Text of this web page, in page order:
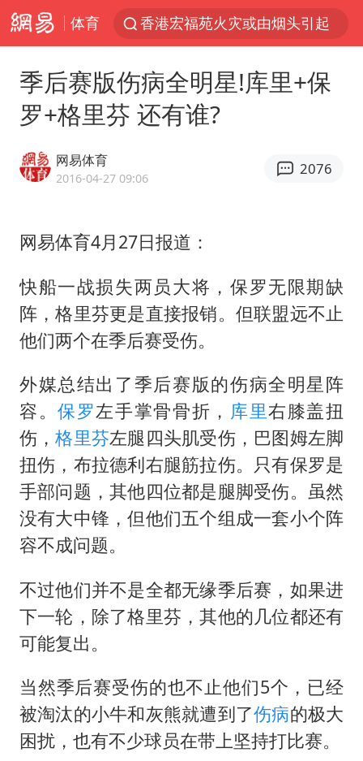
体育
香港宏福苑火灾或由烟头引起
中国父女泰国骑摩托车坠崖1死1伤
周末打虎 宋致远被查
浙江台州《告全体市民书》
四川宜宾市珙县发生3.4级地震
刘浩存百花奖开幕式红裙起舞
“准2万亿”之城点名支持三所大学
万岁山接盘烂尾恒大文旅城
张本智和：零封向鹏不意外
习近平心系体育强国建设
季后赛版伤病全明星!库里+保
罗+格里芬 还有谁?
网易体育
2016-04-27 09:06
2076
网易体育4月27日报道：
快船一战损失两员大将，保罗无限期缺
阵，格里芬更是直接报销。但联盟远不止
他们两个在季后赛受伤。
外媒总结出了季后赛版的伤病全明星阵
容。保罗左手掌骨骨折， 库里右膝盖扭
伤，格里芬左腿四头肌受伤，巴图姆左脚
扭伤，布拉德利右腿筋拉伤。只有保罗是
手部问题，其他四位都是腿脚受伤。虽然
没有大中锋，但他们五个组成一套小个阵
容不成问题。
不过他们并不是全都无缘季后赛，如果进
下一轮，除了格里芬，其他的几位都还有
可能复出。
当然季后赛受伤的也不止他们5个，已经
被淘汰的小牛和灰熊就遭到了伤病的极大
困扰，也有不少球员在带上坚持打比赛。